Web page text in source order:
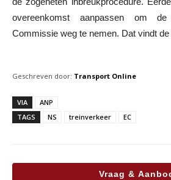
overeenkomst aanpassen om
Commissie weg te nemen. Dat vindt
Geschreven door: Transport Online
VIA
ANP
TAGS
NS treinverkeer EC
Vraag &